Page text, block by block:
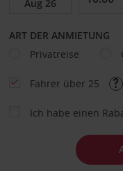
ART DER ANMIETUNG
Privatreise
Fahrer über 25
Ich habe einen